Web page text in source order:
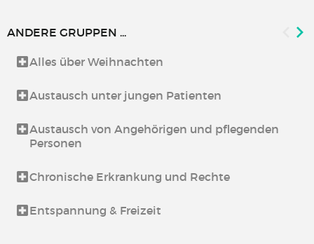
ANDERE GRUPPEN ...
Alles über Weihnachten
Austausch unter jungen Patienten
Austausch von Angehörigen und pflegenden
Personen
Chronische Erkrankung und Rechte
Entspannung & Freizeit